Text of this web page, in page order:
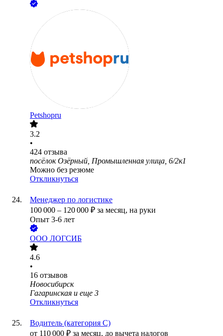
Petshopru
3.2
•
424 отзыва
посёлок Озёрный, Промышленная улица, 6/2к1
Можно без резюме
Откликнуться
Менеджер по логистике
100 000 – 120 000 ₽ за месяц, на руки
Опыт 3-6 лет
ООО ЛОГСИБ
4.6
•
16 отзывов
Новосибирск
Гагаринская и еще 3
Откликнуться
Водитель (категория C)
от 110 000 ₽ за месяц, до вычета налогов